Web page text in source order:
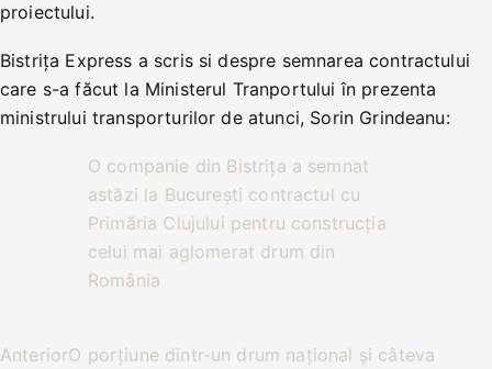
proiectului.
Bistrița Express a scris si despre semnarea contractului
care s-a făcut la Ministerul Tranportului în prezenta
ministrului transporturilor de atunci, Sorin Grindeanu:
O companie din Bistrița a semnat
astăzi la București contractul cu
Primăria Clujului pentru construcția
celui mai aglomerat drum din
România
AnteriorO porțiune dintr-un drum național și câteva